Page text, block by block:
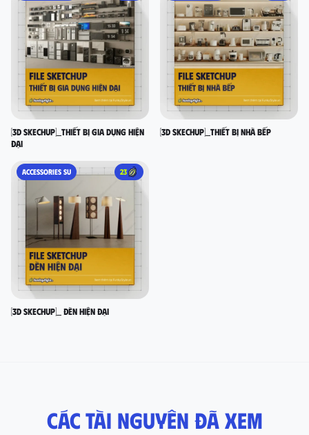
[3D SKECHUP]_Thiết bị gia dụng hiện
đại
[3D SKECHUP]_Thiết bị nhà bếp
ACCESSORIES SU 23
[3D SKECHUP]_ Đèn hiện đại
Các tài nguyên đã xem